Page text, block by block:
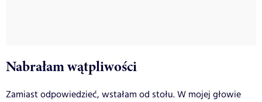
Nabrałam wątpliwości
Zamiast odpowiedzieć, wstałam od stołu. W mojej głowie